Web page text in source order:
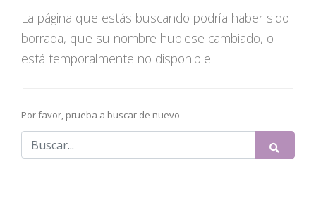
La página que estás buscando podría haber sido
borrada, que su nombre hubiese cambiado, o
está temporalmente no disponible.
Por favor, prueba a buscar de nuevo